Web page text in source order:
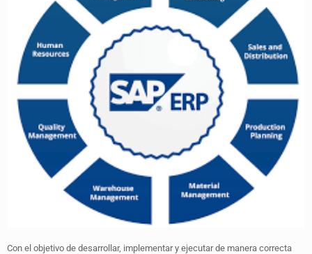
Con el objetivo de desarrollar, implementar y ejecutar de manera correcta